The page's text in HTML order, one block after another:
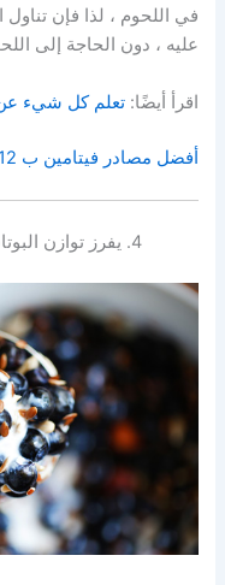
في اللحوم ، لذا فإن تناول
عليه ، دون الحاجة إلى
اقرأ أيضًا:تعلم كل شيء عن
أفضل مصادر فيتامين ب 12 للنباتيين
يفرز توازن